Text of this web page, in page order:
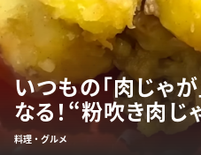
いつもの「肉じゃ
なる！“粉吹き肉じ
料理・グルメ